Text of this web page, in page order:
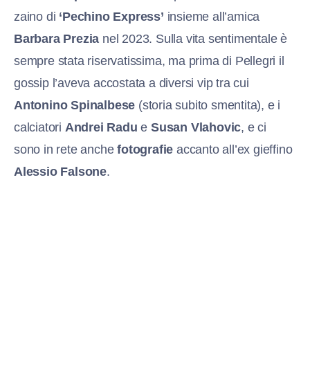
zaino di ‘Pechino Express’ insieme all’amica
Barbara Prezia nel 2023. Sulla vita sentimentale è
sempre stata riservatissima, ma prima di Pellegri il
gossip l’aveva accostata a diversi vip tra cui
Antonino Spinalbese (storia subito smentita), e i
calciatori Andrei Radu eSusan Vlahovic, e ci
sono in rete anchefotografie accanto all’ex gieffino
Alessio Falsone.